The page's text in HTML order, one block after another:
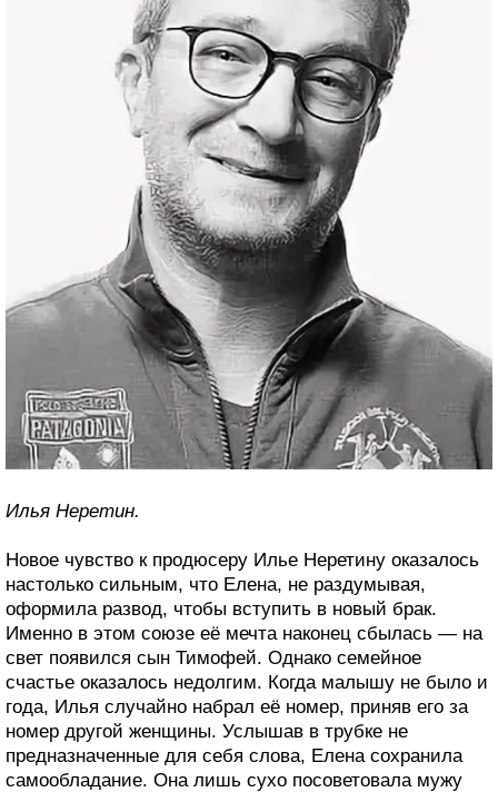
Илья Неретин.
Новое чувство к продюсеру Илье Неретину оказалось
настолько сильным, что Елена, не раздумывая,
оформила развод, чтобы вступить в новый брак.
Именно в этом союзе её мечта наконец сбылась — на
свет появился сын Тимофей. Однако семейное
счастье оказалось недолгим. Когда малышу не было и
года, Илья случайно набрал её номер, приняв его за
номер другой женщины. Услышав в трубке не
предназначенные для себя слова, Елена сохранила
самообладание. Она лишь сухо посоветовала мужу